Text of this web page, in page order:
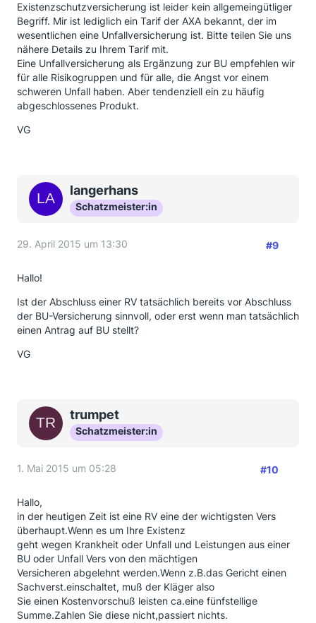
Existenzschutzversicherung ist leider kein allgemeingütliger
Begriff. Mir ist lediglich ein Tarif der AXA bekannt, der im
wesentlichen eine Unfallversicherung ist. Bitte teilen Sie uns
nähere Details zu Ihrem Tarif mit.
Eine Unfallversicherung als Ergänzung zur BU empfehlen wir
für alle Risikogruppen und für alle, die Angst vor einem
schweren Unfall haben. Aber tendenziell ein zu häufig
abgeschlossenes Produkt.
VG
langerhans
Schatzmeister:in
29. April 2015 um 13:30 #9
Hallo!
Ist der Abschluss einer RV tatsächlich bereits vor Abschluss
der BU-Versicherung sinnvoll, oder erst wenn man tatsächlich
einen Antrag auf BU stellt?
VG
trumpet
Schatzmeister:in
1. Mai 2015 um 05:28 #10
Hallo,
in der heutigen Zeit ist eine RV eine der wichtigsten Vers
überhaupt.Wenn es um Ihre Existenz
geht wegen Krankheit oder Unfall und Leistungen aus einer
BU oder Unfall Vers von den mächtigen
Versicheren abgelehnt werden.Wenn z.B.das Gericht einen
Sachverst.einschaltet, muß der Kläger also
Sie einen Kostenvorschuß leisten ca.eine fünfstellige
Summe.Zahlen Sie diese nicht,passiert nichts.